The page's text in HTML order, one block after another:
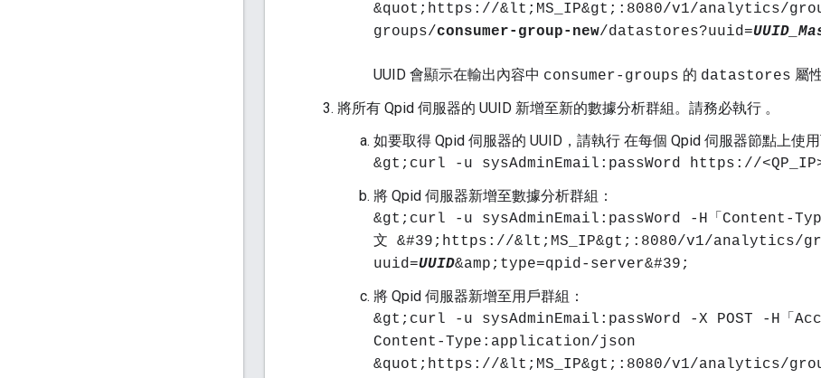
&quot;https://&lt;MS_IP&gt;:8080/v1/analytics/
groups/consumer-group-new/datastores?uuid=
UUID 會顯示在輸出內容中 consumer-groups 的 datastores 屬
將所有 Qpid 伺服器的 UUID 新增至新的數據分析群組。請務必執行 。
如要取得 Qpid 伺服器的 UUID，請執行 在每個 Qpid 伺服器節點上使用
&gt;curl -u sysAdminEmail:passWord https://
將 Qpid 伺服器新增至數據分析群組：
&gt;curl -u sysAdminEmail:passWord -H「Content-
文 &#39;https://&lt;MS_IP&gt;:8080/v1/analytics/
uuid=UUID&amp;type=qpid-server&#39;
將 Qpid 伺服器新增至用戶群組：
&gt;curl -u sysAdminEmail:passWord -X POST -H「
Content-Type:application/json
&quot;https://&lt;MS_IP&gt;:8080/v1/analytics/